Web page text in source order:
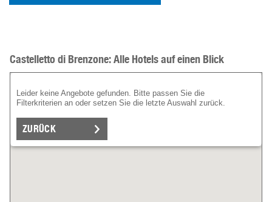
Castelletto di Brenzone: Alle Hotels auf einen Blick
Leider keine Angebote gefunden. Bitte passen Sie die
Filterkriterien an oder setzen Sie die letzte Auswahl zurück.
ZURÜCK